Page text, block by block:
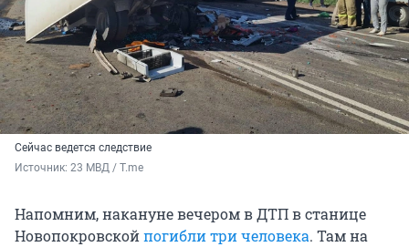
Сейчас ведется следствие
Источник: 23 МВД / T.me
Напомним, накануне вечером в ДТП в станице
Новопокровскойпогибли три человека. Там на